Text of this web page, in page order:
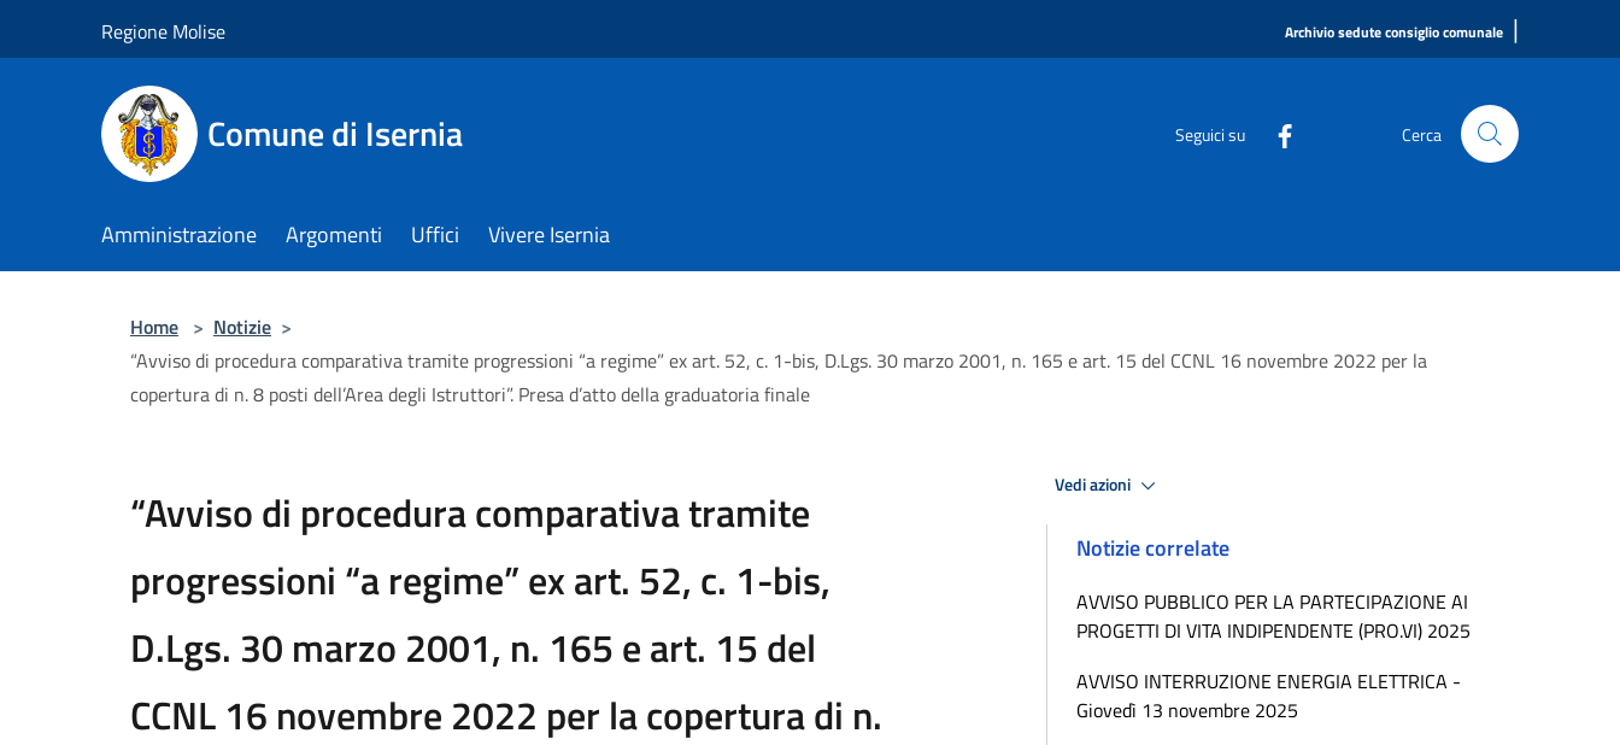
Regione Molise Archivio sedute consiglio comunale |
Comune di Isernia Seguici su Cerca
Amministrazione Argomenti Uffici Vivere Isernia
Home > Notizie >
“Avviso di procedura comparativa tramite progressioni “a regime” ex art. 52, c. 1-bis, D.Lgs. 30 marzo 2001, n. 165 e art. 15 del CCNL 16 novembre 2022 per la
copertura di n. 8 posti dell’Area degli Istruttori”. Presa d’atto della graduatoria finale
“Avviso di procedura comparativa tramite
progressioni “a regime” ex art. 52, c. 1-bis,
D.Lgs. 30 marzo 2001, n. 165 e art. 15 del
CCNL 16 novembre 2022 per la copertura di n.
Vedi azioni
Notizie correlate
AVVISO PUBBLICO PER LA PARTECIPAZIONE AI
PROGETTI DI VITA INDIPENDENTE (PRO.VI) 2025
AVVISO INTERRUZIONE ENERGIA ELETTRICA -
Giovedì 13 novembre 2025